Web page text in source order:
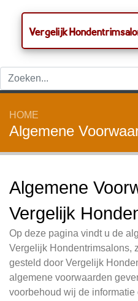
Vergelijk
HOME
Algemene
Algemene
Vergelijk
Op deze pagina vindt u de
Vergelijk Hondentrimsalons,
gesteld door Vergelijk
algemene voorwaarden
voorbehoud wij de